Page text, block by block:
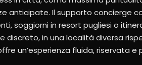
anticipate. Il supporto concierge
soggiorni in resort pugliesi o
in una località diversa
un’esperienza fluida, riservata